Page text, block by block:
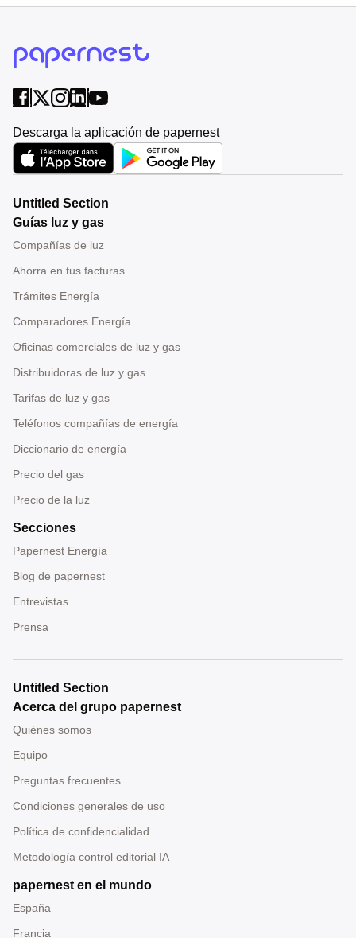
Descarga la aplicación de papernest
Untitled Section
Guías luz y gas
Compañías de luz
Ahorra en tus facturas
Trámites Energía
Comparadores Energía
Oficinas comerciales de luz y gas
Distribuidoras de luz y gas
Tarifas de luz y gas
Teléfonos compañías de energía
Diccionario de energía
Precio del gas
Precio de la luz
Secciones
Papernest Energía
Blog de papernest
Entrevistas
Prensa
Untitled Section
Acerca del grupo papernest
Quiénes somos
Equipo
Preguntas frecuentes
Condiciones generales de uso
Política de confidencialidad
Metodología control editorial IA
papernest en el mundo
España
Francia